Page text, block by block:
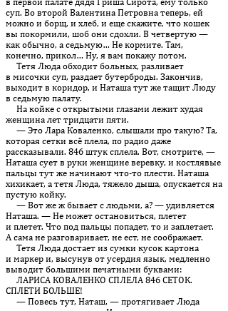
суп. Во второй Валентина Петровна теперь, ей
можно и борщ, и хлеб, и еще скажите, что кошек
вы покормили, шоб они сдохли. В четвертую —
как обычно, а седьмую… Не кормите. Там,
конечно, прикол… Ну, я вам покажу потом.
Тетя Люда обходит больных, разливает
в мисочки суп, раздает бутерброды. Закончив,
выходит в коридор, и Наташа тут же тащит Люду
в седьмую палату.
На койке с открытыми глазами лежит худая
женщина лет тридцати пяти.
— Это Лара Коваленко, слышали про такую? Та,
которая сетки всё плела, по радио даже
рассказывали. 846 штук сплела. Вот, смо­т­рите, —
Наташа сует в руки женщине веревку, и костлявые
пальцы тут же начинают что-то плести. Наташа
хихикает, а тетя Люда, тяжело дыша, опускается на
пустую койку.
— Вот же ж бывает с людьми, а? — удивляется
Наташа. — Не мо­жет остановиться, плетет
и плетет. Что под пальцы попадет, то и заплетает.
А сама не разговаривает, не ест, не соображает.
Тетя Люда достает из сумки кусок картона
и маркер и, высунув от усердия язык, медленно
выводит большими печатными буквами:
ЛАРИСА КОВАЛЕНКО СПЛЕЛА 846 СЕТОК.
СПЛЕТИ БОЛЬШЕ!
— Повесь тут, Наташ, — протягивает Люда